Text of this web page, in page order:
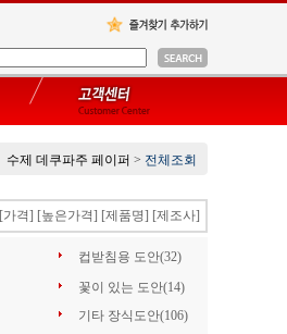
수제 데쿠파주 페이퍼 > 전체조회
[가격] [높은가격] [제품명] [제조사]
컵받침용 도안(32)
꽃이 있는 도안(14)
기타 장식도안(106)